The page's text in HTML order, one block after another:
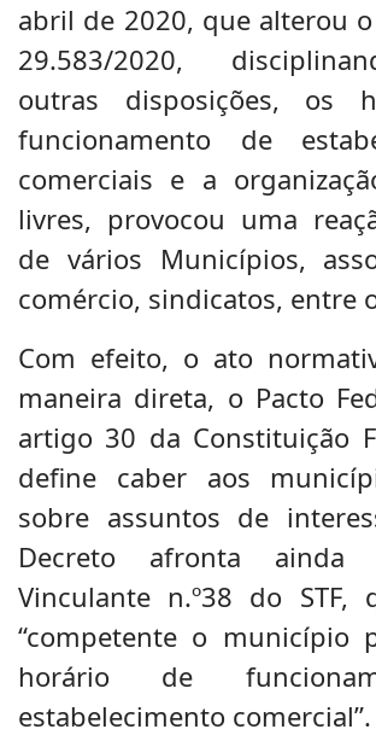
abril de 2020, que alterou
29.583/2020,
outras disposições, os
funcionamento de
comerciais e a
livres, provocou uma
de vários Municípios,
comércio, sindicatos, entre
Com efeito, o ato
maneira direta, o Pacto
artigo 30 da Constituição
define caber aos
sobre assuntos de
Decreto afronta ainda
Vinculante n.º38 do STF,
“competente o município
horário de
estabelecimento comercial”.